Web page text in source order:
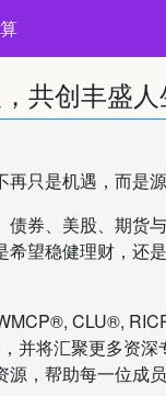
共创丰盛人
只是机遇，而是源
券、美股、期货
望稳健理财，还
CLU®,
并将汇聚更多资
，帮助每一位成